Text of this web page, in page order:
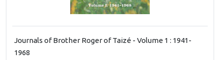
Journals of Brother Roger of Taizé - Volume 1 : 1941-
1968